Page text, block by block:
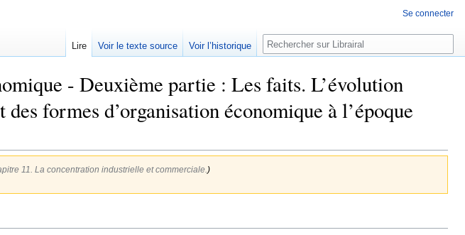
- Deuxième partie : Les faits. L’évolution
formes d’organisation économique à l’époque
11. La concentration industrielle et commerciale. )
Se connecter
Lire Voir le texte source Voir l’historique Rechercher